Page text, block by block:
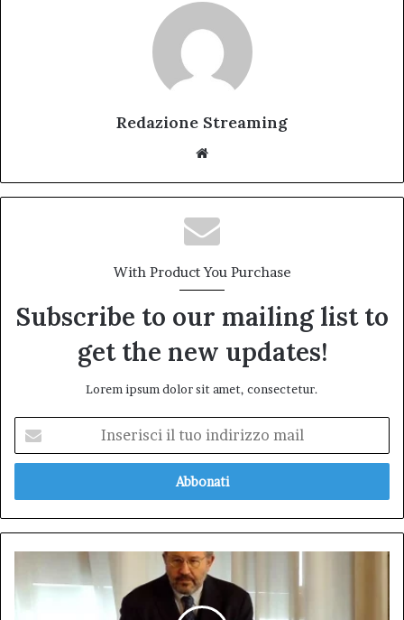
Redazione Streaming
With Product You Purchase
Subscribe to our mailing list to
get the new updates!
Lorem ipsum dolor sit amet, consectetur.
tuo
mail
e